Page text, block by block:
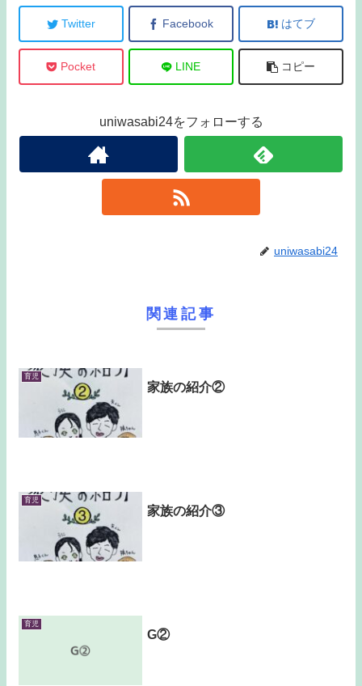
Twitter Facebook はてブ
Pocket LINE コピー
uniwasabi24をフォローする
uniwasabi24
関連記事
育児
家族の紹介②
育児
家族の紹介③
育児
G②